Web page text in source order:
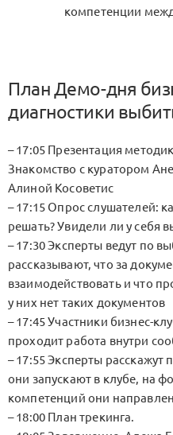
компетенции
План Демо-дня
диагностики
– 17:05 Презентация
Знакомство с куратором
Алиной Косоветис
– 17:15 Опрос слушателей:
решать? Увидели ли у себя
– 17:30 Эксперты ведут по
рассказывают, что за
взаимодействовать и что
у них нет таких документов
– 17:45 Участники бизнес-
проходит работа внутри
– 17:55 Эксперты
они запускают в клубе, на
компетенций они
– 18:00 План трекинга.